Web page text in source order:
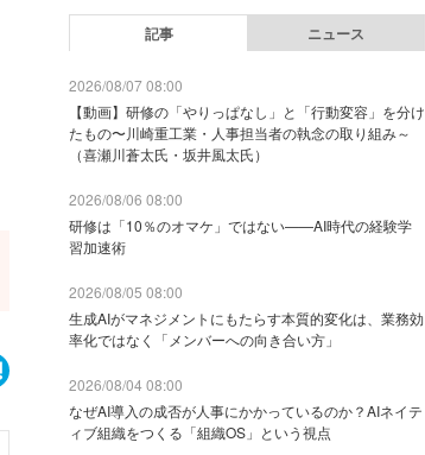
記事 ニュース
2026/08/07 08:00
【動画】研修の「やりっぱなし」と「行動変容」を分け
たもの〜川崎重工業・人事担当者の執念の取り組み～
（喜瀬川蒼太氏・坂井風太氏）
2026/08/06 08:00
研修は「10％のオマケ」ではない——AI時代の経験学
習加速術
2026/08/05 08:00
生成AIがマネジメントにもたらす本質的変化は、業務効
率化ではなく「メンバーへの向き合い方」
2026/08/04 08:00
なぜAI導入の成否が人事にかかっているのか？AIネイテ
ィブ組織をつくる「組織OS」という視点